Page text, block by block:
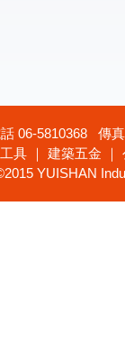
06-5810368 傳
具 ｜ 建築五金
YUISHAN